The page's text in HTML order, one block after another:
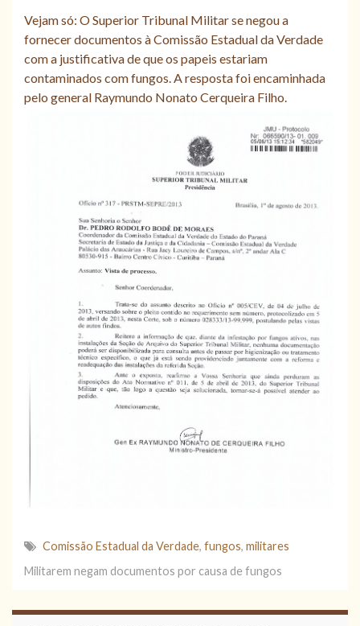
Vejam só: O Superior Tribunal Militar se negou a
fornecer documentos à Comissão Estadual da Verdade
com a justificativa de que os papeis estariam
contaminados com fungos. A resposta foi encaminhada
pelo general Raymundo Nonato Cerqueira Filho.
Comissão Estadual da Verdade, fungos, militares
Militarem negam documentos por causa de fungos